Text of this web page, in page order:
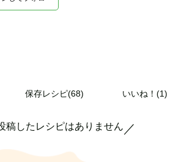
保存レシピ(68) いいね！(1)
稿したレシピはありません ／